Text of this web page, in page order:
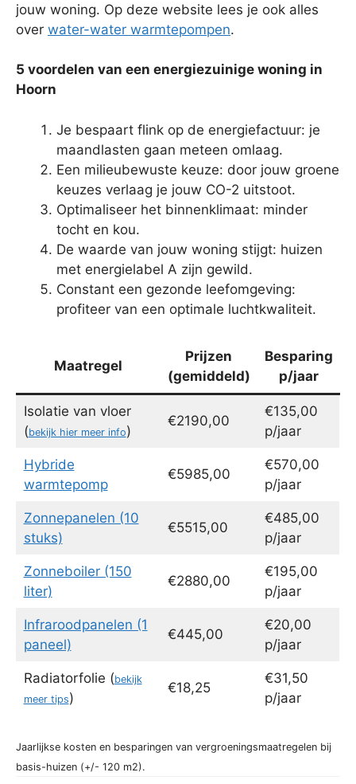
jouw woning. Op deze website lees je ook alles
over water-water warmtepompen.
5 voordelen van een energiezuinige woning in
Hoorn
Je bespaart flink op de energiefactuur: je
maandlasten gaan meteen omlaag.
Een milieubewuste keuze: door jouw groene
keuzes verlaag je jouw CO-2 uitstoot.
Optimaliseer het binnenklimaat: minder
tocht en kou.
De waarde van jouw woning stijgt: huizen
met energielabel A zijn gewild.
Constant een gezonde leefomgeving:
profiteer van een optimale luchtkwaliteit.
Maatregel
Prijzen
(gemiddeld)
Besparing
p/jaar
Isolatie van vloer
(bekijk hier meer info)
€2190,00
€135,00
p/jaar
Hybride
warmtepomp
€5985,00
€570,00
p/jaar
Zonnepanelen (10
stuks)
€5515,00
€485,00
p/jaar
Zonneboiler (150
liter)
€2880,00
€195,00
p/jaar
Infraroodpanelen (1
paneel)
€445,00
€20,00
p/jaar
Radiatorfolie (bekijk
meer tips)
€18,25
€31,50
p/jaar
Jaarlijkse kosten en besparingen van vergroeningsmaatregelen bij
basis-huizen (+/- 120 m2).